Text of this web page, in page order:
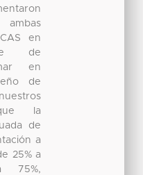
en
de
en
de
la
de
a
25% a